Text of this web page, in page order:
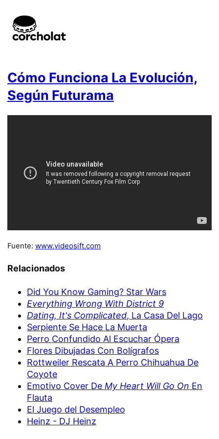
Cómo Funciona La Evolución,
Según Futurama
Fuente: www.videosift.com
Relacionados
Did You Know Gaming? Star Wars
Everything Wrong With District 9
Dating, It's Complicated, La Casa Del Lago
Serpiente Se Hace La Muerta
Perro Confundido Al Escuchar Ópera
Flores Dibujadas Con Bolígrafos
Rottweiler Rescata A Perro Chihuahua De
Coyote
Emotivo Cover De My Heart Will Go On En
Flauta
El Juego del Desempleo
Heinz - DJ Heinz